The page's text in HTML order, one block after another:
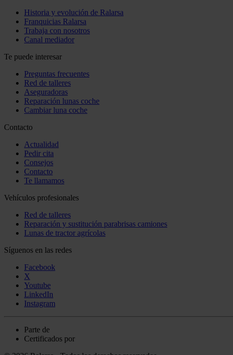
Historia y evolución de Ralarsa
Franquicias Ralarsa
Trabaja con nosotros
Canal mediador
Te puede interesar
Preguntas frecuentes
Red de talleres
Aseguradoras
Reparación lunas coche
Cambiar luna coche
Contacto
Actualidad
Pedir cita
Consejos
Contacto
Te llamamos
Vehículos profesionales
Red de talleres
Reparación y sustitución parabrisas camiones
Lunas de tractor agrícolas
Síguenos en las redes
Facebook
X
Youtube
LinkedIn
Instagram
Parte de
Certificados por